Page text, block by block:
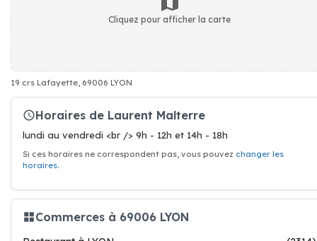
Cliquez pour afficher la carte
19 crs Lafayette, 69006 LYON
Horaires de Laurent Malterre
lundi au vendredi <br /> 9h - 12h et 14h - 18h
Si ces horaires ne correspondent pas, vous pouvez changer les
horaires.
Commerces à 69006 LYON